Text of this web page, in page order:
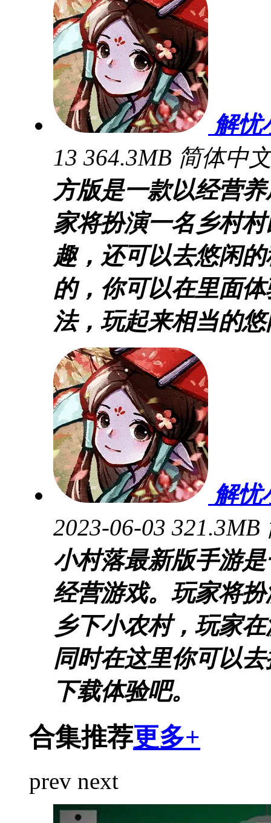
解忧
13 364.3MB 简体中
方版是一款以经营
家将扮演一名乡村
趣，还可以去悠闲
的，你可以在里面
法，玩起来相当的
解忧
2023-06-03 321.3MB
小村落最新版手游
经营游戏。玩家将
乡下小农村，玩家
同时在这里你可以
下载体验吧。
合集推荐更多+
prev next